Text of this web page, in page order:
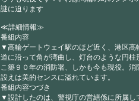
謎に迫ります
≪詳細情報≫
番組内容
▼高輪ゲートウェイ駅のほど近く、港区
道に沿って角が湾曲し、灯台のような円
こ築９０年の消防署、しかも今も現役。
設えは美的センスに溢れています。
番組内容つづき
▼設計したのは、警視庁の営繕係に所属